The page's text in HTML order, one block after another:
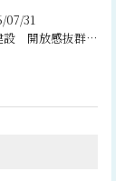
07/31
#生穂建設 開放感抜群の吹き抜けと2階のフリースペース🌿